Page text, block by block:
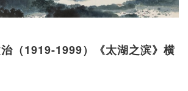
（1919-1999）《太湖之滨》横